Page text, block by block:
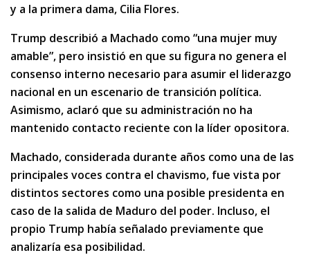
y a la primera dama, Cilia Flores.
Trump describió a Machado como “una mujer muy
amable”, pero insistió en que su figura no genera el
consenso interno necesario para asumir el liderazgo
nacional en un escenario de transición política.
Asimismo, aclaró que su administración no ha
mantenido contacto reciente con la líder opositora.
Machado, considerada durante años como una de las
principales voces contra el chavismo, fue vista por
distintos sectores como una posible presidenta en
caso de la salida de Maduro del poder. Incluso, el
propio Trump había señalado previamente que
analizaría esa posibilidad.